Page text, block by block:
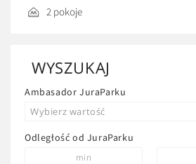
rodzinach z dziećmi, dla których
2 pokoje
WYSZUKAJ
Ambasador JuraParku
Wybierz wartość
Odległość od JuraParku